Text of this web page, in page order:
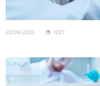
22/06/2026 1021